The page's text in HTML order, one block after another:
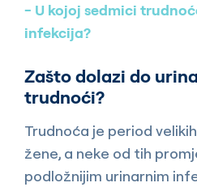
U kojoj sedmici
infekcija?
Zašto dolazi do
trudnoći?
Trudnoća je period
žene, a neke od tih
podložnijim urinarnim